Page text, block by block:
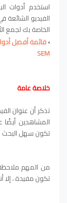
استخدم أدوات
الفيديو
الخاصة بك لجمع
›
SEM
خلاصة عامة
تذكر أن عنوان
المشاهدين أيضًا
تكون سهل البحث
من المهم
تكون مفيدة ،